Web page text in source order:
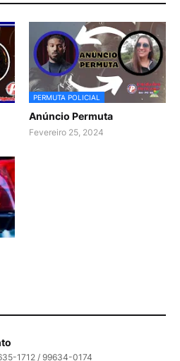
PERMUTA POLICIAL
Anúncio Permuta
Fevereiro 25, 2024
1712 / 99634-0174